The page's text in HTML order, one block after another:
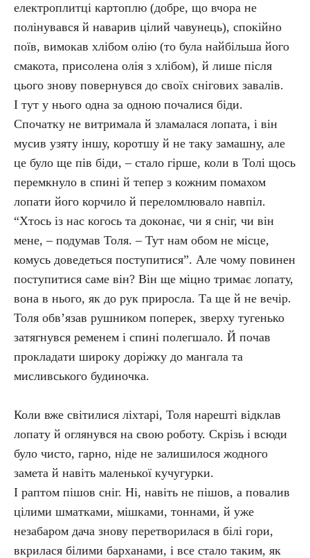
електроплитці картоплю (добре, що вчора не
полінувався й наварив цілий чавунець), спокійно
поїв, вимокав хлібом олію (то була найбільша його
смакота, присолена олія з хлібом), й лише після
цього знову повернувся до своїх снігових завалів.
І тут у нього одна за одною почалися біди.
Спочатку не витримала й зламалася лопата, і він
мусив узяту іншу, коротшу й не таку замашну, але
це було ще пів біди, – стало гірше, коли в Толі щось
перемкнуло в спині й тепер з кожним помахом
лопати його корчило й переломлювало навпіл.
“Хтось із нас когось та доконає, чи я сніг, чи він
мене, – подумав Толя. – Тут нам обом не місце,
комусь доведеться поступитися”. Але чому повинен
поступитися саме він? Він ще міцно тримає лопату,
вона в нього, як до рук приросла. Та ще й не вечір.
Толя обв’язав рушником поперек, зверху тугенько
затягнувся ременем і спині полегшало. Й почав
прокладати широку доріжку до мангала та
мисливського будиночка.
Коли вже світилися ліхтарі, Толя нарешті відклав
лопату й оглянувся на свою роботу. Скрізь і всюди
було чисто, гарно, ніде не залишилося жодного
замета й навіть маленької кучугурки.
І раптом пішов сніг. Ні, навіть не пішов, а повалив
цілими шматками, мішками, тоннами, й уже
незабаром дача знову перетворилася в білі гори,
вкрилася білими барханами, і все стало таким, як